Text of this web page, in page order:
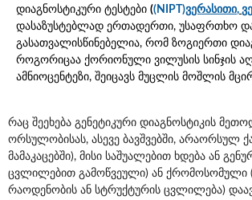
დიაგნოსტიკური ტესტები ((NIPT)ვერასითი,
დასაზუსტებლად ერთადერთი, უსაფრთხო
გასათვალისწინებელია, რომ ზოგიერთი
როგორიცაა ქორიონული ვილუსის სინჯის
ამნიოცენტეზი, შეიცავს მუცლის მოშლის
რაც შეეხება გენეტიკური დიაგნოსტიკის
ორსულობისას, ასევე ბავშვებში, არაორსულ
მამაკაცებში), მისი საშუალებით ხდება ან
ცვლილებით გამოწვეული) ან ქრომოსომული
რაოდენობის ან სტრუქტურის ცვლილება)